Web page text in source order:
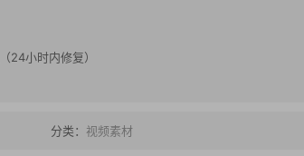
（24小时内修复）
分类： 视频素材